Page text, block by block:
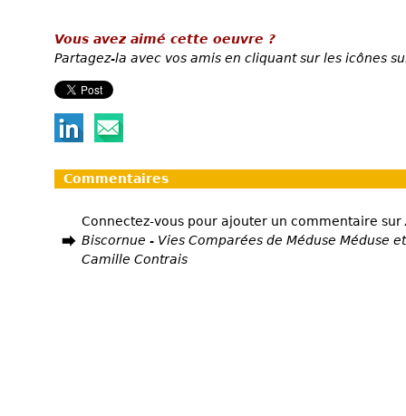
Vous avez aimé cette oeuvre ?
Partagez-la avec vos amis en cliquant sur les icônes
Commentaires
Connectez-vous pour ajouter un commentaire sur
Biscornue - Vies Comparées de Méduse Méduse
Camille Contrais